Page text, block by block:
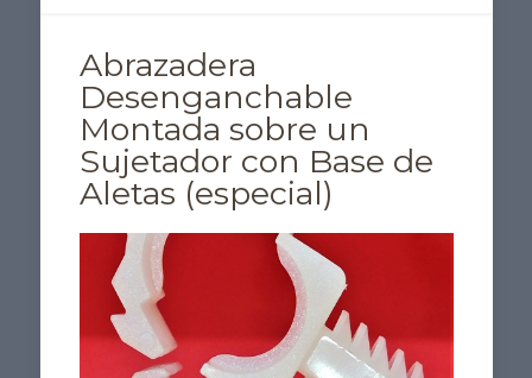
Abrazadera
Desenganchable
Montada sobre un
Sujetador con Base de
Aletas (especial)